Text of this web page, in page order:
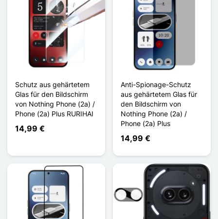
Schutz aus gehärtetem
Glas für den Bildschirm
von Nothing Phone (2a) /
Phone (2a) Plus RURIHAI
14,99 €
Anti-Spionage-Schutz
aus gehärtetem Glas für
den Bildschirm von
Nothing Phone (2a) /
Phone (2a) Plus
14,99 €